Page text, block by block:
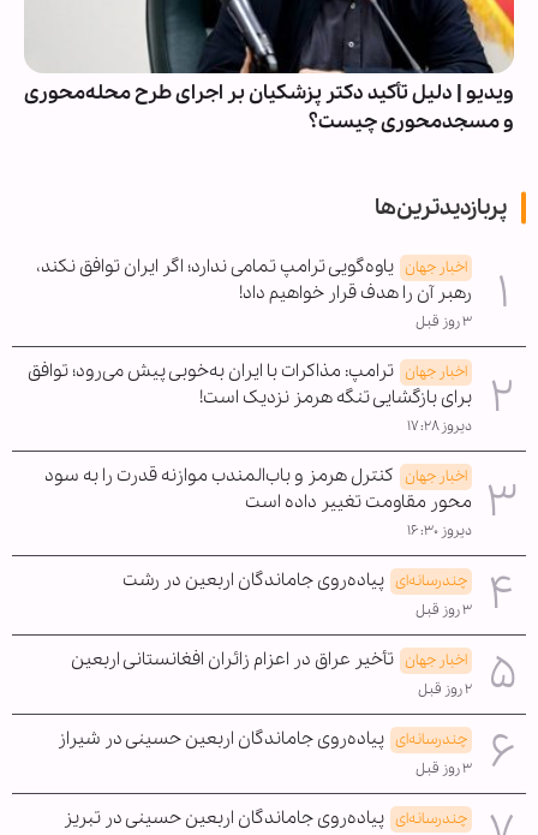
ویدیو | دلیل تأکید دکتر پزشکیان بر اجرای طرح محله‌محوری
و مسجدمحوری چیست؟
پربازدیدترین‌ها
اخبار جهان یاوه‌گویی ترامپ تمامی ندارد؛ اگر ایران توافق نکند،
رهبر آن را هدف قرار خواهیم داد!
۳ روز قبل
اخبار جهان ترامپ: مذاکرات با ایران به‌خوبی پیش می‌رود؛ توافق
برای بازگشایی تنگه هرمز نزدیک است!
دیروز ۱۷:۲۸
اخبار جهان کنترل هرمز و باب‌المندب موازنه قدرت را به سود
محور مقاومت تغییر داده است
دیروز ۱۶:۳۰
چندرسانه‌ای پیاده‌روی جاماندگان اربعین در رشت
۳ روز قبل
اخبار جهان تأخیر عراق در اعزام زائران افغانستانی اربعین
۲ روز قبل
چندرسانه‌ای پیاده‌روی جاماندگان اربعین حسینی در شیراز
۳ روز قبل
چندرسانه‌ای پیاده‌روی جاماندگان اربعین حسینی در تبریز